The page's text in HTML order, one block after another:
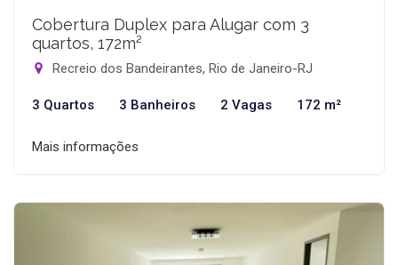
Cobertura Duplex para Alugar com 3
quartos, 172m²
Recreio dos Bandeirantes, Rio de Janeiro-RJ
3 Quartos 3 Banheiros 2 Vagas 172 m²
Mais informações